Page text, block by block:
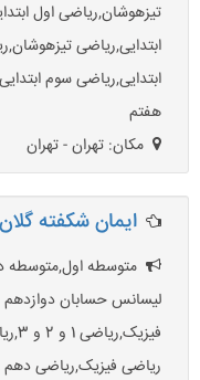
تیزهوشان,ریاضی اول
ابتدایی,ریاضی
ابتدایی,ریاضی سوم
هفتم
مکان: تهران - تهران
ایمان شکفته
متوسطه اول,متوسطه
لیسانس حسابان